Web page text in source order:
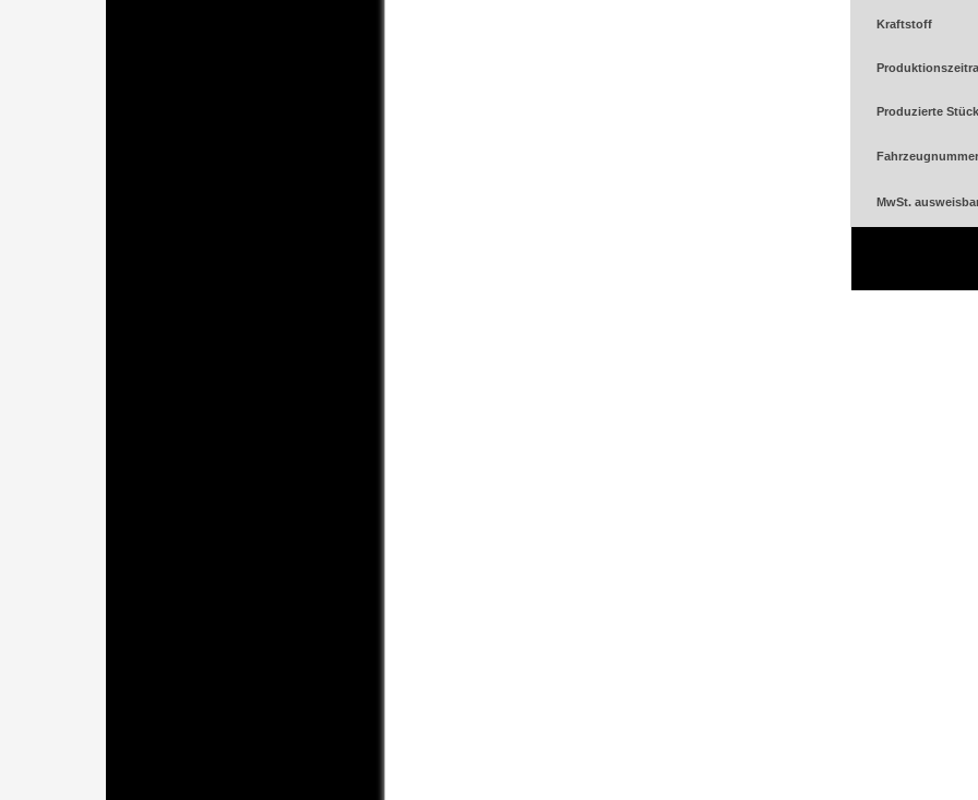
Kraftstoff
Produzierte
Fahrzeugnummer
MwSt.